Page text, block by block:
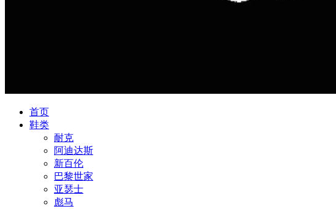
首页
鞋类
耐克
阿迪达斯
新百伦
巴黎世家
亚瑟士
彪马